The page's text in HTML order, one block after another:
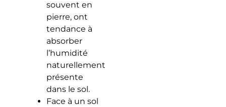
souvent en
pierre, ont
tendance à
absorber
l’humidité
naturellement
présente
dans le sol.
Face à un sol